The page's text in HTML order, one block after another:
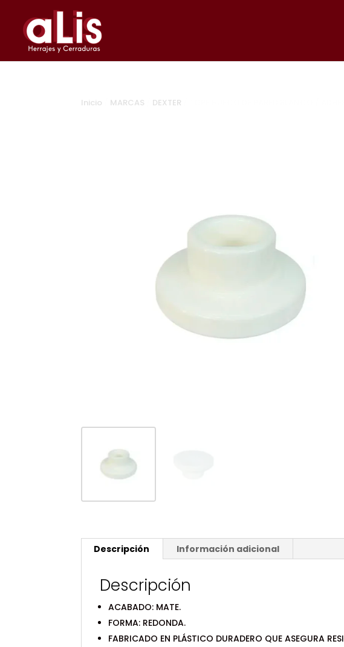
Inicio MARCAS DEXTER
Descripción Información adicional
Descripción
ACABADO: MATE.
FORMA: REDONDA.
FABRICADO EN PLÁSTICO DURADERO QUE ASEGURA